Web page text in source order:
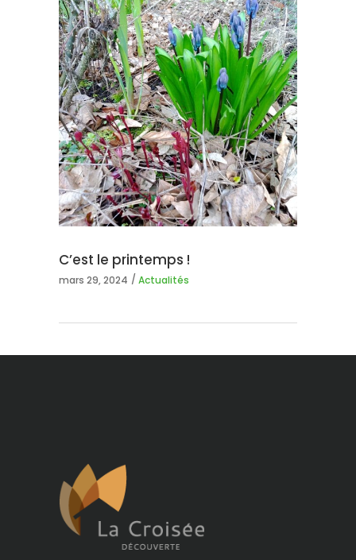
C’est le printemps !
mars 29, 2024 Actualités